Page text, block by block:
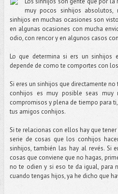
muy pocos sinhijos absolutos,
sinhijos en muchas ocasiones son
en algunas ocasiones con mucha
odio, con rencor y en algunos casos
Lo que determina si ers un sinhijos
depende de como te comportes con
Si eres un sinhijos que directamente
conhijos es muy posible seas
compromisos y plena de tiempo para
tus amigos conhijos.
Si te relacionas con ellos hay que
serie de cosas que los conhijos
sinhijos, también las hay al revés. Si
cosas que conviene que no hagas,
no te odien y si eso te da igual, para
cuando tengas hijos, ya he dicho que